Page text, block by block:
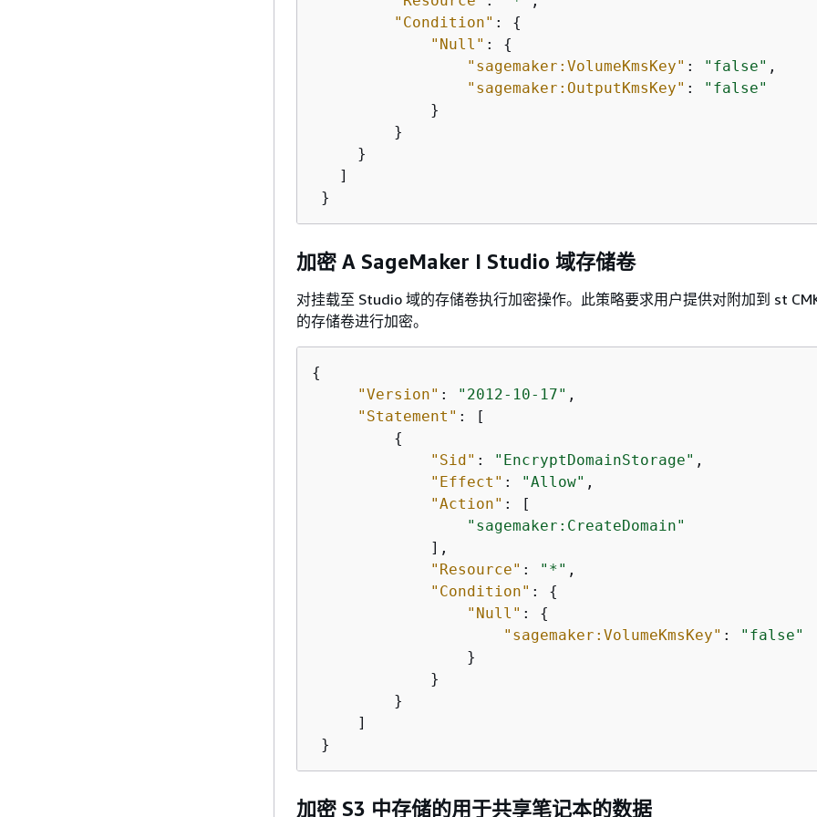
"Condition" : {
"Null" : {
"sagemaker:VolumeKmsKey" : "false" ,
"sagemaker:OutputKmsKey" :
"false"
             }
         }
     }
   ]
}
加密 A SageMaker I Studio 域存储卷
对挂载至 Studio 域的存储卷执行加密操作。此策略要求用户提供对附加到 st
的存储卷进行加密。
{
"Version" : "2012-10-17" ,
"Statement" : [
{
"Sid" : "EncryptDomainStorage" ,
"Effect" : "Allow" ,
"Action" : [
"sagemaker:CreateDomain"
             ],
"Resource" : "*" ,
"Condition" : {
"Null" : {
"sagemaker:VolumeKmsKey" :
"false"
                 }
             }
         }
     ]
}
加密 S3 中存储的用于共享笔记本的数据